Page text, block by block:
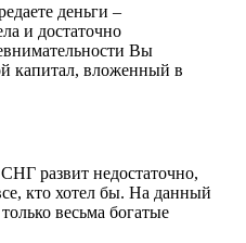
деньги –
и достаточно
Вы
капитал, вложенный в
развит недостаточно,
кто хотел бы. На данный
весьма богатые